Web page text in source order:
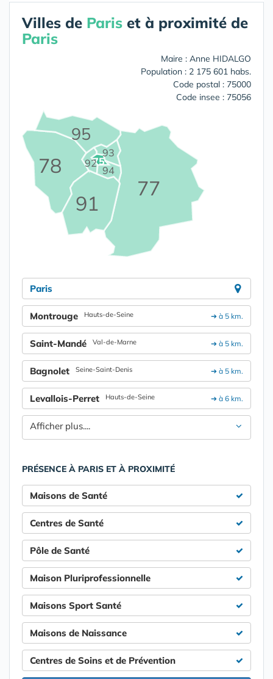
Villes de Paris et à proximité de
Paris
Maire : Anne HIDALGO
Population : 2 175 601 habs.
Code postal : 75000
Code insee : 75056
75
77
78
91
92
93
94
95
Paris
➔ à 5 km.
Montrouge Hauts-de-Seine
➔ à 5 km.
Saint-Mandé Val-de-Marne
➔ à 5 km.
Bagnolet Seine-Saint-Denis
➔ à 6 km.
Levallois-Perret Hauts-de-Seine
Afficher plus....
PRÉSENCE À PARIS ET À PROXIMITÉ
Maisons de Santé
Centres de Santé
Pôle de Santé
Maison Pluriprofessionnelle
Maisons Sport Santé
Maisons de Naissance
Centres de Soins et de Prévention